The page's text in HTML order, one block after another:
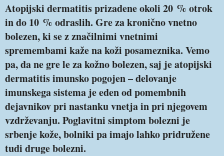
Atopijski dermatitis prizadene okoli 20 % otrok
in do 10 % odraslih. Gre za kronično vnetno
bolezen, ki se z značilnimi vnetnimi
spremembami kaže na koži posameznika. Vemo
pa, da ne gre le za kožno bolezen, saj je atopijski
dermatitis imunsko pogojen – delovanje
imunskega sistema je eden od pomembnih
dejavnikov pri nastanku vnetja in pri njegovem
vzdrževanju. Poglavitni simptom bolezni je
srbenje kože, bolniki pa imajo lahko pridružene
tudi druge bolezni.